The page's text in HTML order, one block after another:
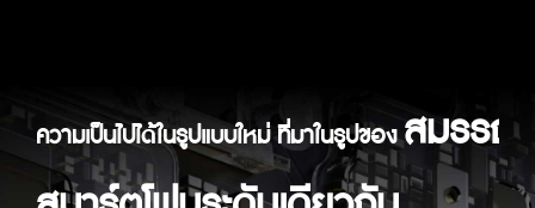
ความเป็นไปได้ในรูปแบบใหม่ ที่มาในรูปของสมรรถ